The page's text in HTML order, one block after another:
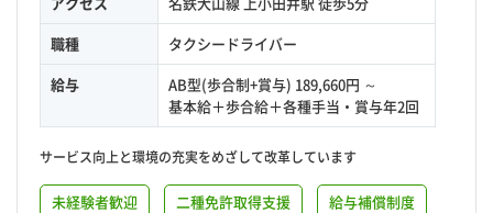
職種
タクシードライバー
給与
AB型(歩合制+賞与) 189,660円 ～
基本給＋歩合給＋各種手当・賞与年2回
サービス向上と環境の充実をめざして改革しています
未経験者歓迎 二種免許取得支援
給与補償制度